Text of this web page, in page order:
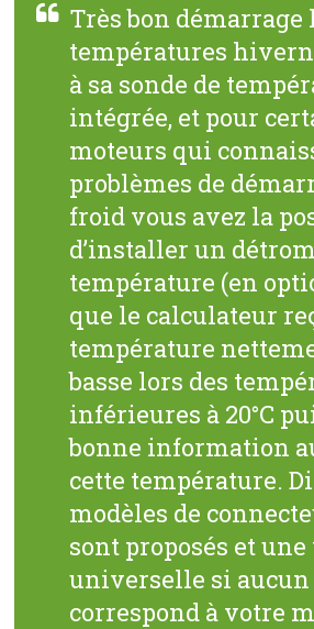
Très bon démarrage
températures
à sa sonde de
intégrée, et pour
moteurs qui
problèmes de
froid vous avez la
d’installer un
température (en
que le calculateur
température
basse lors des
inférieures à 20°C
bonne information
cette température.
modèles de
sont proposés et
universelle si aucun
correspond à votre